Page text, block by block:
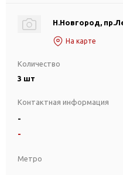
Н.Новгород,
На карте
Количество
3 шт
Метро
Контактная информация
-
-